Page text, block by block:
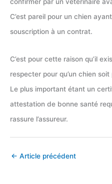
C’est pareil pour un chien
souscription à un contrat.
C’est pour cette raison qu’il
respecter pour qu’un chien
Le plus important étant un
attestation de bonne santé
rassure l’assureur.
← Article précédent